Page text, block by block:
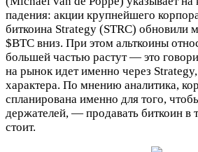
падения: акции крупнейшего
биткоина Strategy (STRC) обновили
$BTC вниз. При этом альткоины
большей частью растут — это
на рынок идет именно через
характера. По мнению аналитика,
спланирована именно для того,
держателей, — продавать биткоин в
стоит.